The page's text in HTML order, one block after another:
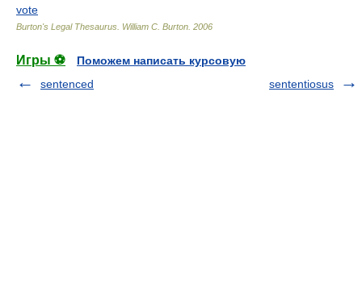
vote
Burton's Legal Thesaurus. William C. Burton 2006
Игры ⚽
Поможем написать курсовую
sentenced
sententiosus